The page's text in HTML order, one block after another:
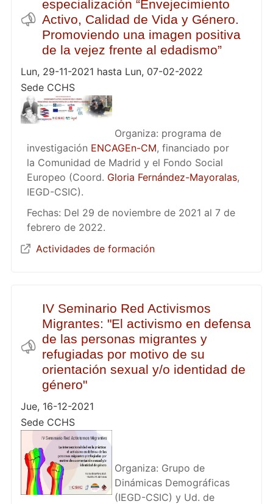
especialización “Envejecimiento
Activo, Calidad de Vida y Género.
Promoviendo una imagen positiva
de la vejez frente al edadismo”
Lun, 29-11-2021 hasta Lun, 07-02-2022
Sede CCHS
Organiza: programa de
investigación ENCAGEn-CM, financiado por
la Comunidad de Madrid y el Fondo Social
Europeo (Coord. Gloria Fernández-Mayoralas,
IEGD-CSIC).
Fechas: Del 29 de noviembre de 2021 al 7 de
febrero de 2022.
Actividades de formación
IV Seminario Red Activismos
Migrantes: "El activismo en defensa
de las personas migrantes y
refugiadas por motivo de su
orientación sexual y/o identidad de
género"
Jue, 16-12-2021
Sede CCHS
Organiza: Grupo de
Dinámicas Demográficas
(IEGD-CSIC) y Ud. de